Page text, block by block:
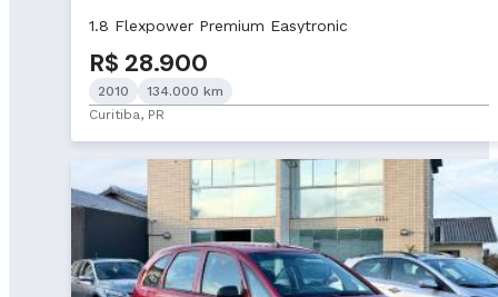
1.8 Flexpower Premium Easytronic
R$ 28.900
2010
134.000 km
Curitiba, PR